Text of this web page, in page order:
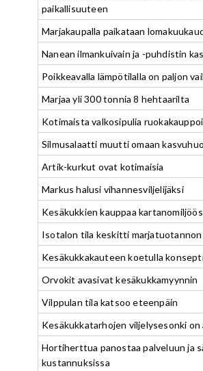
paikallisuuteen
Marjakaupalla paikataan
Nanean ilmankuivain ja -puhdistin
Poikkeavalla lämpötilalla on paljon
Marjaa yli 300 tonnia 8 hehtaarilta
Kotimaista valkosipulia
Silmusalaatti muutti omaan
Artik-kurkut ovat kotimaisia
Markus halusi vihannesviljelijäksi
Kesäkukkien kauppaa
Isotalon tila keskitti
Kesäkukkakauteen koetulla
Orvokit avasivat kesäkukkamyynnin
Vilppulan tila katsoo eteenpäin
Kesäkukkatarhojen viljelysesonki on
Hortiherttua panostaa palveluun ja
kustannuksissa